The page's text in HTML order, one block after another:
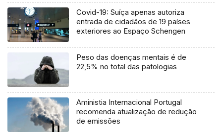
Covid-19: Suíça apenas autoriza
entrada de cidadãos de 19 países
exteriores ao Espaço Schengen
Peso das doenças mentais é de
22,5% no total das patologias
Aministia Internacional Portugal
recomenda atualização de redução
de emissões